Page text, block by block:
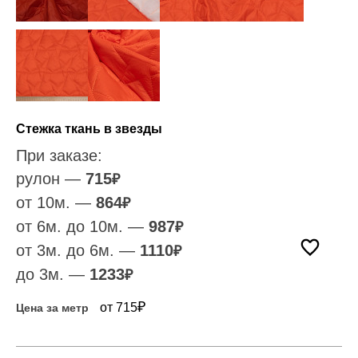
Стежка ткань в звезды
При заказе:
рулон — 715₽
от 10м. — 864₽
от 6м. до 10м. — 987₽
от 3м. до 6м. — 1110₽
до 3м. — 1233₽
Цена за метр от 715₽